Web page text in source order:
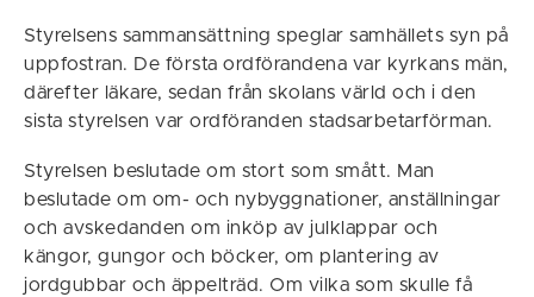
Styrelsens sammansättning speglar samhällets syn på
uppfostran. De första ordförandena var kyrkans män,
därefter läkare, sedan från skolans värld och i den
sista styrelsen var ordföranden stadsarbetarförman.
Styrelsen beslutade om stort som smått. Man
beslutade om om- och nybyggnationer, anställningar
och avskedanden om inköp av julklappar och
kängor, gungor och böcker, om plantering av
jordgubbar och äppelträd. Om vilka som skulle få